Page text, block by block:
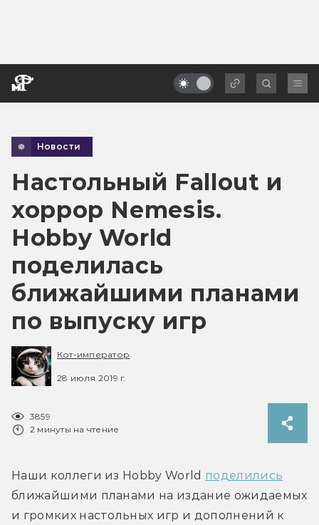
Новости
Настольный Fallout и
хоррор Nemesis.
Hobby World
поделилась
ближайшими планами
по выпуску игр
Кот-император
28 июля 2019 г.
3859
2 минуты на чтение
Наши коллеги из Hobby World поделились
ближайшими планами на издание ожидаемых
и громких настольных игр и дополнений к